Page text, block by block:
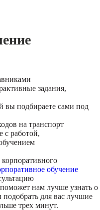
задания,
вы подбираете сами под
на транспорт
с работой,
обучение
нам лучше узнать о
для вас лучшие
трех минут.